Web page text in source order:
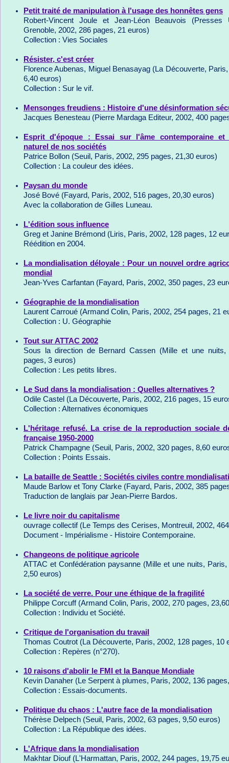
Petit traité de manipulation à l'usage des honnêtes gens
Robert-Vincent Joule et Jean-Léon Beauvois (Presses
Grenoble, 2002, 286 pages, 21 euros)
Collection : Vies Sociales
Résister, c'est créer
Florence Aubenas, Miguel Benasayag (La Découverte,
6,40 euros)
Collection : Sur le vif.
Mensonges freudiens : Histoire d'une désinformation
Jacques Benesteau (Pierre Mardaga Editeur, 2002, 400
Esprit d'époque : Essai sur l'âme contemporaine et
naturel de nos sociétés
Patrice Bollon (Seuil, Paris, 2002, 295 pages, 21,30 euros)
Collection : La couleur des idées.
Paysan du monde
José Bové (Fayard, Paris, 2002, 516 pages, 20,30 euros)
Avec la collaboration de Gilles Luneau.
L'édition sous influence
Greg et Janine Brémond (Liris, Paris, 2002, 128 pages, 12
Réédition en 2004.
La mondialisation déloyale : Pour un nouvel ordre
mondial
Jean-Yves Carfantan (Fayard, Paris, 2002, 350 pages, 23
Géographie de la mondialisation
Laurent Carroué (Armand Colin, Paris, 2002, 254 pages, 21
Collection : U. Géographie
Tout sur ATTAC 2002
Sous la direction de Bernard Cassen (Mille et une nuits,
pages, 3 euros)
Collection : Les petits libres.
Le Sud dans la mondialisation : Quelles alternatives ?
Odile Castel (La Découverte, Paris, 2002, 216 pages, 15
Collection : Alternatives économiques
L'héritage refusé. La crise de la reproduction sociale
française 1950-2000
Patrick Champagne (Seuil, Paris, 2002, 320 pages, 8,60
Collection : Points Essais.
La bataille de Seattle : Sociétés civiles contre
Maude Barlow et Tony Clarke (Fayard, Paris, 2002, 385
Traduction de langlais par Jean-Pierre Bardos.
Le livre noir du capitalisme
ouvrage collectif (Le Temps des Cerises, Montreuil, 2002,
Document - Impérialisme - Histoire Contemporaine.
Changeons de politique agricole
ATTAC et Confédération paysanne (Mille et une nuits,
2,50 euros)
La société de verre. Pour une éthique de la fragilité
Philippe Corcuff (Armand Colin, Paris, 2002, 270 pages,
Collection : Individu et Société.
Critique de l'organisation du travail
Thomas Coutrot (La Découverte, Paris, 2002, 128 pages, 10
Collection : Repères (n°270).
10 raisons d'abolir le FMI et la Banque Mondiale
Kevin Danaher (Le Serpent à plumes, Paris, 2002, 136
Collection : Essais-documents.
Politique du chaos : L'autre face de la mondialisation
Thérèse Delpech (Seuil, Paris, 2002, 63 pages, 9,50 euros)
Collection : La République des idées.
L'Afrique dans la mondialisation
Makhtar Diouf (L'Harmattan, Paris, 2002, 244 pages, 19,75